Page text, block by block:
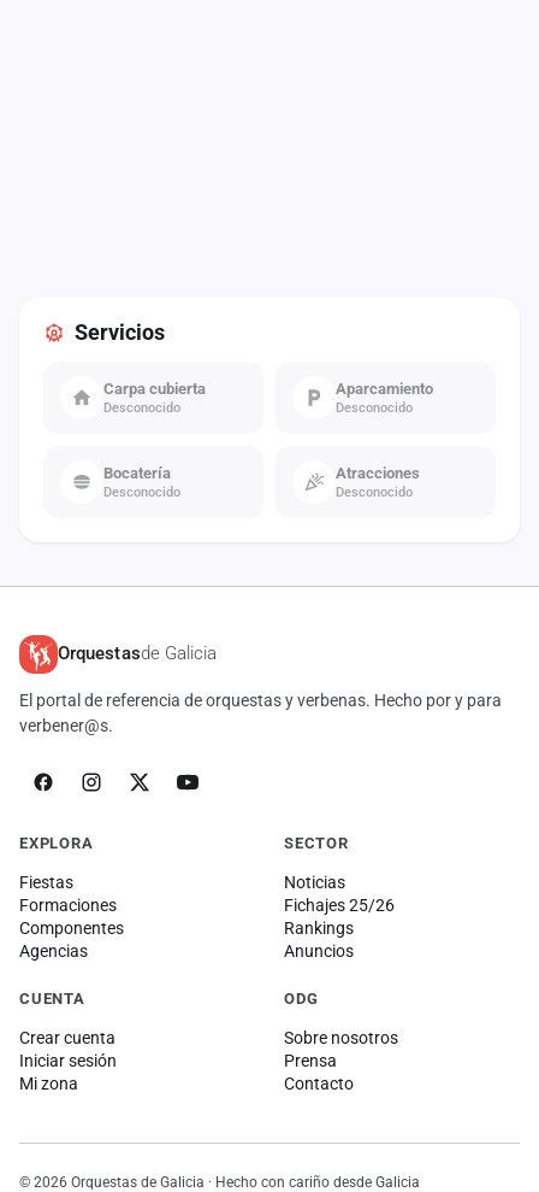
Servicios
Carpa cubierta
Desconocido
Aparcamiento
Desconocido
Bocatería
Desconocido
Atracciones
Desconocido
Orquestasde Galicia
El portal de referencia de orquestas y verbenas. Hecho por y para
verbener@s.
EXPLORA
Fiestas
Formaciones
Componentes
Agencias
SECTOR
Noticias
Fichajes 25/26
Rankings
Anuncios
CUENTA
Crear cuenta
Iniciar sesión
Mi zona
ODG
Sobre nosotros
Prensa
Contacto
© 2026 Orquestas de Galicia · Hecho con cariño desde Galicia